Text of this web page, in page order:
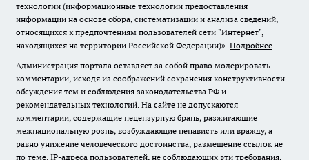
технологии (информационные технологии предоставления
информации на основе сбора, систематизации и анализа сведений,
относящихся к предпочтениям пользователей сети "Интернет",
находящихся на территории Российской Федерации)». Подробнее
Администрация портала оставляет за собой право модерировать
комментарии, исходя из соображений сохранения конструктивности
обсуждения тем и соблюдения законодательства РФ и
рекомендательных технологий. На сайте не допускаются
комментарии, содержащие нецензурную брань, разжигающие
межнациональную рознь, возбуждающие ненависть или вражду, а
равно унижение человеческого достоинства, размещение ссылок не
по теме. IP-адреса пользователей, не соблюдающих эти требования,